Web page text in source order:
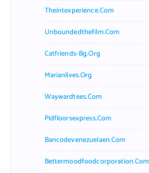
Theintexperience.com
Unboundedthefilm.com
Catfriends-Bg.org
Marianlives.org
Waywardtees.com
Pidfloorsexpress.com
Bancodevenezuelaen.com
Bettermoodfoodcorporation.com